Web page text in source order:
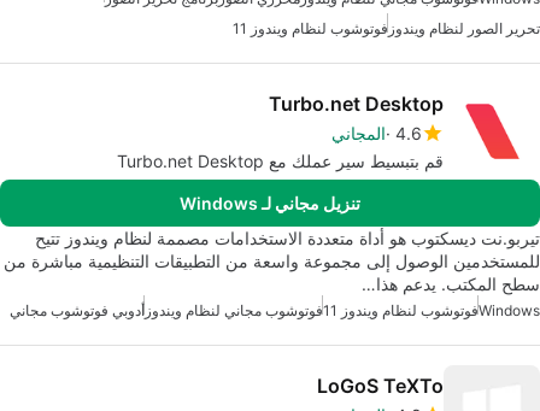
تحرير الصور لنظام ويندوز فوتوشوب لنظام ويندوز 11
Turbo.net Desktop
4.6 المجاني
قم بتبسيط سير عملك مع Turbo.net Desktop
تنزيل مجاني لـ Windows
تيربو.نت ديسكتوب هو أداة متعددة الاستخدامات مصممة لنظام ويندوز تتيح
للمستخدمين الوصول إلى مجموعة واسعة من التطبيقات التنظيمية مباشرة من
سطح المكتب. يدعم هذا…
Windowsفوتوشوب لنظام ويندوز 11 فوتوشوب مجاني لنظام ويندوز أدوبي فوتوشوب مجاني
LoGoS TeXTo